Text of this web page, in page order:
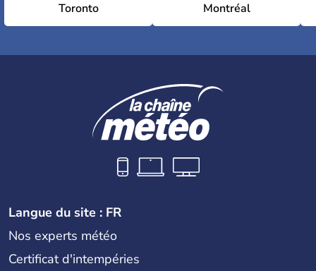
Toronto Montréal
Langue du site : FR
Nos experts météo
Certificat d'intempéries